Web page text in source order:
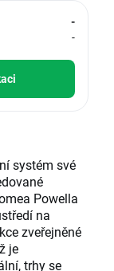
-
-
systém své
Powella
na
zveřejněné
je
trhy se